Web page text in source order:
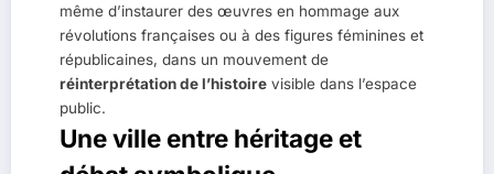
même d’instaurer des œuvres en hommage aux
révolutions françaises ou à des figures féminines et
républicaines, dans un mouvement de
réinterprétation de l’histoire visible dans l’espace
public.
Une ville entre héritage et